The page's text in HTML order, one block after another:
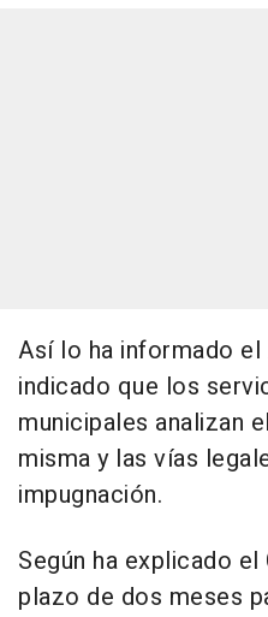
Así lo ha informado el
indicado que los
municipales analizan
misma y las vías
impugnación.
Según ha explicado
plazo de dos meses